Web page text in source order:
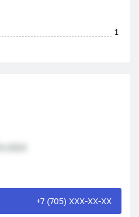
1
+7 (705) XXX-XX-XX